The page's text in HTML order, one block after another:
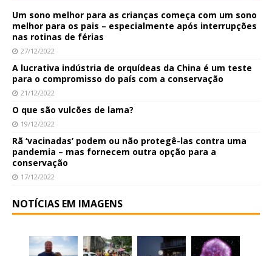
Um sono melhor para as crianças começa com um sono
melhor para os pais – especialmente após interrupções
nas rotinas de férias
27/12/2022
A lucrativa indústria de orquídeas da China é um teste
para o compromisso do país com a conservação
21/12/2022
O que são vulcões de lama?
19/12/2022
Rã ‘vacinadas’ podem ou não protegê-las contra uma
pandemia – mas fornecem outra opção para a
conservação
17/12/2022
NOTÍCIAS EM IMAGENS